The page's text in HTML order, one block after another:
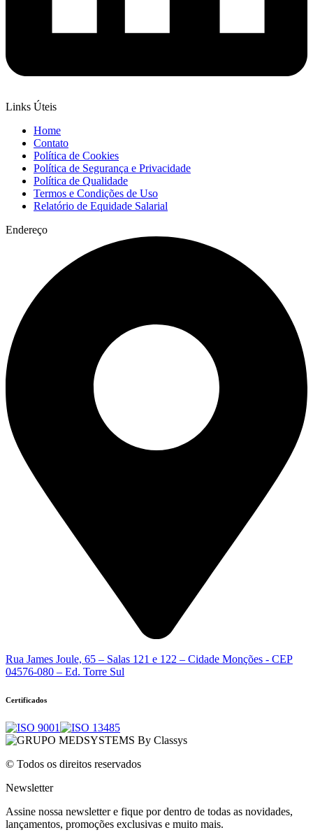
Links Úteis
Home
Contato
Política de Cookies
Política de Segurança e Privacidade
Política de Qualidade
Termos e Condições de Uso
Relatório de Equidade Salarial
Endereço
Rua James Joule, 65 – Salas 121 e 122 – Cidade Monções - CEP
04576-080 – Ed. Torre Sul
Certificados
© Todos os direitos reservados
Newsletter
Assine nossa newsletter e fique por dentro de todas as novidades,
lançamentos, promoções exclusivas e muito mais.